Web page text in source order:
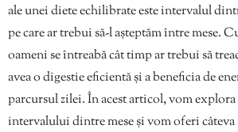
ale unei diete echilibrate este intervalul
pe care ar trebui să-l așteptăm între mese.
oameni se întreabă cât timp ar trebui să
avea o digestie eficientă și a beneficia de
parcursul zilei. În acest articol, vom
intervalului dintre mese și vom oferi